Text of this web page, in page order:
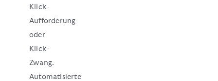
Klick-
Aufforderung
oder
Klick-
Zwang.
Automatisierte